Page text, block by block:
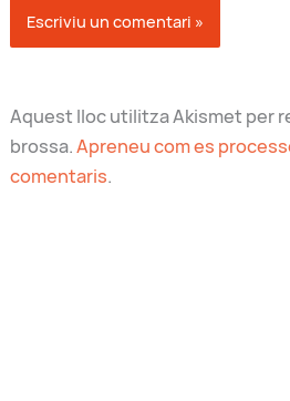
Aquest lloc utilitza Akismet per
brossa.Apreneu com es
comentaris.